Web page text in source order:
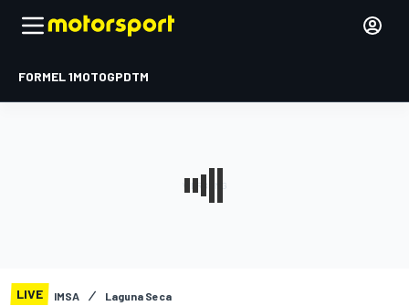
FORMEL 1MOTOGPDTM
LIVE IMSA Laguna Seca